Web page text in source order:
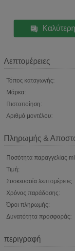
Λεπτομέρειες
Τόπος καταγωγής:
Μάρκα:
Πιστοποίηση:
Αριθμό μοντέλου:
Πληρωμής &
Ποσότητα παραγγελίας
Τιμή:
Συσκευασία λεπτομέρειες:
Χρόνος παράδοσης:
Όροι πληρωμής:
Δυνατότητα προσφοράς:
περιγραφή